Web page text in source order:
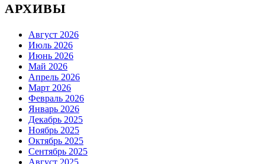
АРХИВЫ
Август 2026
Июль 2026
Июнь 2026
Май 2026
Апрель 2026
Март 2026
Февраль 2026
Январь 2026
Декабрь 2025
Ноябрь 2025
Октябрь 2025
Сентябрь 2025
Август 2025